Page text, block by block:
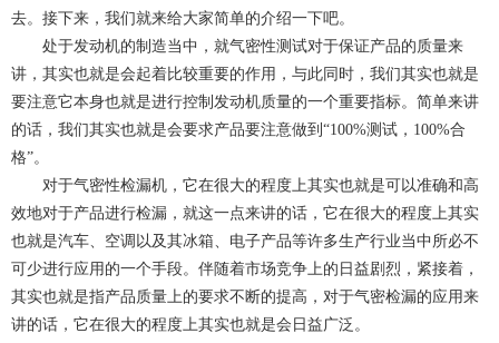
去。接下来，我们就来给大家简单的介绍一下吧。
处于发动机的制造当中，就气密性测试对于保证产品的质量来
讲，其实也就是会起着比较重要的作用，与此同时，我们其实也就是
要注意它本身也就是进行控制发动机质量的一个重要指标。简单来讲
的话，我们其实也就是会要求产品要注意做到“100%测试，100%合
格”。
对于气密性检漏机，它在很大的程度上其实也就是可以准确和高
效地对于产品进行检漏，就这一点来讲的话，它在很大的程度上其实
也就是汽车、空调以及其冰箱、电子产品等许多生产行业当中所必不
可少进行应用的一个手段。伴随着市场竞争上的日益剧烈，紧接着，
其实也就是指产品质量上的要求不断的提高，对于气密检漏的应用来
讲的话，它在很大的程度上其实也就是会日益广泛。